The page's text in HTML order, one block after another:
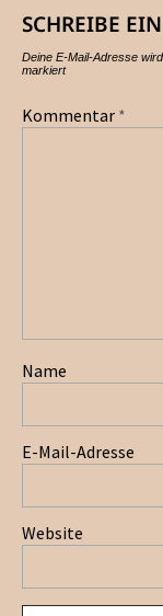
SCHREIBE
Deine E-Mail-Adresse
markiert
Kommentar *
Name
E-Mail-Adresse
Website